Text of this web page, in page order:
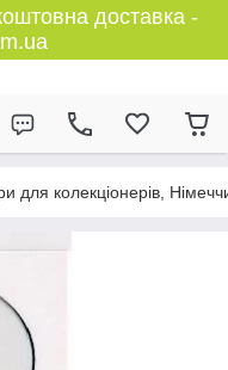
доставка -
для колекціонерів,